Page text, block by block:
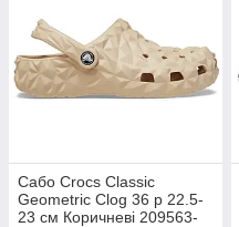
Сабо Crocs Classic
Geometric Clog 36 р 22.5-
23 см Коричневі 209563-